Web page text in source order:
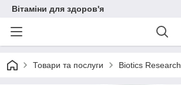
Вітаміни для здоров'я
Товари та послуги Biotics Research